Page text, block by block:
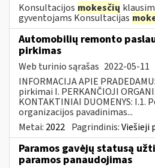
Konsultacijos mokesčių
gyventojams Konsultacijas
Automobilių remonto
pirkimas
Web turinio sąrašas 2022-05-11
INFORMACIJA APIE
pirkimai I. PERKANČIOJI
KONTAKTINIAI DUOMENYS: I.1.
organizacijos pavadinimas...
Metai: 2022 Pagrindinis:Viešieji
Paramos gavėjų statusą
paramos panaudojimas